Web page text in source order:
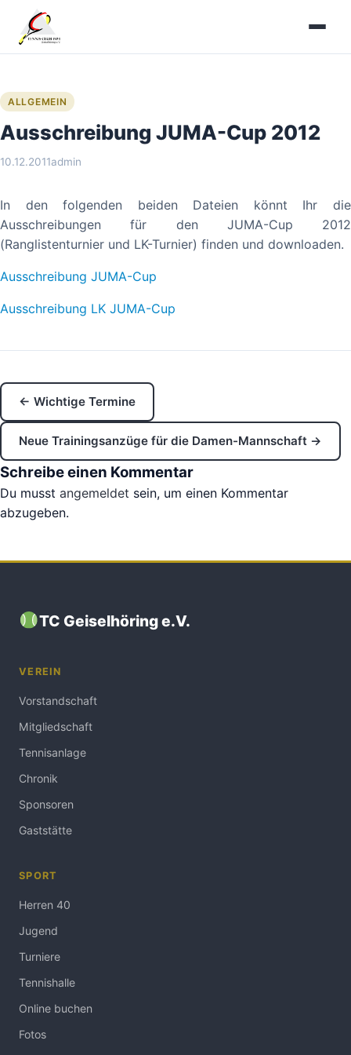
Inhalt
springen
ALLGEMEIN
Ausschreibung JUMA-Cup 2012
10.12.2011admin
In den folgenden beiden Dateien könnt Ihr die
Ausschreibungen für den JUMA-Cup 2012
(Ranglistenturnier und LK-Turnier) finden und downloaden.
Ausschreibung JUMA-Cup
Ausschreibung LK JUMA-Cup
← Wichtige Termine
Neue Trainingsanzüge für die Damen-Mannschaft →
Schreibe einen Kommentar
Du musst angemeldet sein, um einen Kommentar
abzugeben.
TC Geiselhöring e.V.
VEREIN
Vorstandschaft
Mitgliedschaft
Tennisanlage
Chronik
Sponsoren
Gaststätte
SPORT
Herren 40
Jugend
Turniere
Tennishalle
Online buchen
Fotos